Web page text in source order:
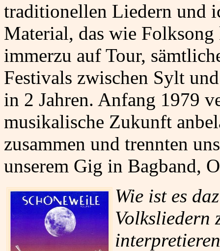
traditionellen Liedern und
Material, das wie
immerzu auf Tour,
Festivals zwischen Sylt
in 2 Jahren. Anfang 1979
musikalische Zukunft
zusammen und trennten
unserem Gig in Bagband,
Wie ist es
Volksliedern